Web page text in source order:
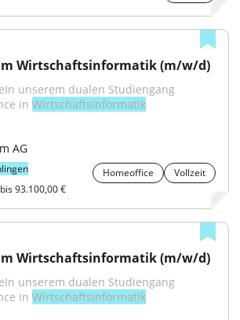
Wirtschaftsinformatik (m/w/d)
unserem dualen Studiengang
in Wirtschaftsinformatik
AG
Homeoffice
Vollzeit
93.100,00 €
Wirtschaftsinformatik (m/w/d)
unserem dualen Studiengang
in Wirtschaftsinformatik